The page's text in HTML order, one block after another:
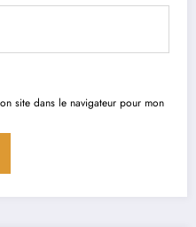
site dans le navigateur pour mon